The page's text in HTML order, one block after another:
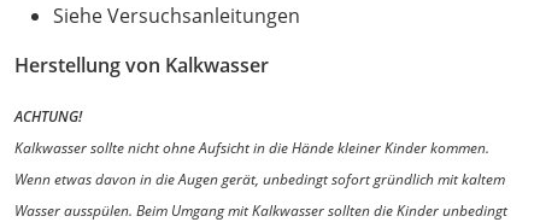
Siehe Versuchsanleitungen
Herstellung von Kalkwasser
ACHTUNG!
Kalkwasser sollte nicht ohne Aufsicht in die Hände kleiner Kinder kommen.
Wenn etwas davon in die Augen gerät, unbedingt sofort gründlich mit kaltem
Wasser ausspülen. Beim Umgang mit Kalkwasser sollten die Kinder unbedingt